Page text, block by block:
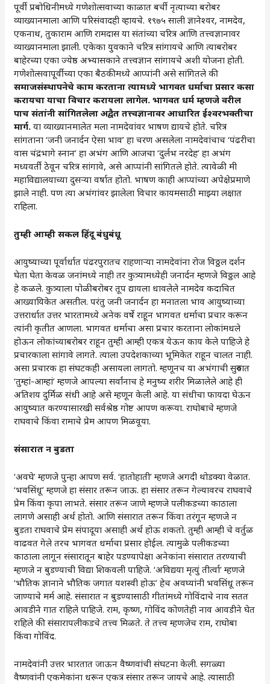
पूर्वी प्रबोधिनीमध्ये गणेशोत्सवाच्या काळात बर्ची नृत्याच्या बरोबर
व्याख्यानमाला आणि परिसंवादही व्हायचे. १९७५ साली ज्ञानेश्वर, नामदेव,
एकनाथ, तुकाराम आणि रामदास या संतांच्या चरित्र आणि तत्त्वज्ञानावर
व्याख्यानमाला झाली. एकेका युवकाने चरित्र सांगायचे आणि त्याबरोबर
बाहेरच्या एका ज्येष्ठ अभ्यासकाने तत्त्वज्ञान सांगायचे अशी योजना होती.
गणेशोत्सवापूर्वीच्या एका बैठकीमध्ये आप्पांनी असे सांगितले की
समाजसंस्थापनेचे काम करताना त्यामध्ये भागवत धर्माचा प्रसार कसा
करायचा याचा विचार करायला लागेल.भागवत धर्म म्हणजे वरील
पाच संतांनी सांगितलेला अद्वैत तत्त्वज्ञानावर आधारित ईश्वरभक्तीचा
मार्ग. या व्याख्यानमालेत मला नामदेवांवर भाषण द्यायचे होते. चरित्र
सांगताना ‘जनी जनार्दन ऐसा भाव’ हा चरण असलेला नामदेवांचाच ‘पंढरीचा
वास चंद्रभागे स्नान’ हा अभंग आणि आजचा ‘दुर्लभ नरदेह’ हा अभंग
मध्यवर्ती ठेवून चरित्र सांगावे, असे आप्पांनी सांगितले होते. त्यावेळी मी
महाविद्यालयाच्या दुसऱ्या वर्षात होतो. भाषण काही आप्पांच्या अपेक्षेप्रमाणे
झाले नाही. पण त्या अभंगांवर झालेला विचार कायमसाठी माझ्या लक्षात
राहिला.
तुम्ही आम्ही सकल हिंदू बंधुबंधू
आयुष्याच्या पूर्वार्धात पंढरपुरातच राहणाऱ्या नामदेवांना रोज विठ्ठल दर्शन
घेता घेता केवळ जनांमध्ये नाही तर कुत्र्यामध्येही जनार्दन म्हणजे विठ्ठल आहे
हे कळले. कुत्र्याला पोळीबरोबर तूप द्यायला धावलेले नामदेव कदाचित
आख्यायिकेत असतील. परंतु जनी जनार्दन हा मनातला भाव आयुष्याच्या
उत्तरार्धात उत्तर भारतामध्ये अनेक वर्षे राहून भागवत धर्माचा प्रचार करून
त्यांनी कृतीत आणला. भागवत धर्माचा असा प्रचार करताना लोकांमधले
होऊन लोकांच्याबरोबर राहून तुम्ही आम्ही एकत्र येऊन काय केले पाहिजे हे
प्रचारकाला सांगावे लागते. त्याला उपदेशकाच्या भूमिकेत राहून चालत नाही.
असा प्रचारक हा संघटकही असायला लागतो. म्हणूनच या अभंगाची सुरुवात
‘तुम्हां-आम्हां’ म्हणजे आपल्या सर्वांनाच हे मनुष्य शरीर मिळालेले आहे ही
अतिशय दुर्मिळ संधी आहे असे म्हणून केली आहे. या संधीचा फायदा घेऊन
आयुष्यात करण्यासारखी सर्वश्रेष्ठ गोष्ट आपण करूया. राघोबाचे म्हणजे
राघवाचे किंवा रामाचे प्रेम आपण मिळवूया.
संसारात न बुडता
‘अवघे’ म्हणजे पुन्हा आपण सर्व. ‘हातोहाती’ म्हणजे अगदी थोडक्या वेळात.
‘भवसिंधू’ म्हणजे हा संसार तरून जाऊ. हा संसार तरून गेल्यावरच राघवाचे
प्रेम किंवा कृपा लाभते. संसार तरून जाणे म्हणजे पलीकडच्या काठाला
लागणे असाही अर्थ होतो. आणि संसारात तरून किंवा तरंगून म्हणजे न
बुडता राघवाचे प्रेम संपादूया असाही अर्थ होऊ शकतो. तुम्ही आम्ही चे वर्तुळ
वाढवत गेले तरच भागवत धर्माचा प्रसार होईल. त्यामुळे पलीकडच्या
काठाला लागून संसारातून बाहेर पडण्यापेक्षा अनेकांना संसारात तरण्याची
म्हणजे न बुडण्याची विद्या शिकवली पाहिजे. ‘अविद्यया मृत्युं तीर्त्वा’ म्हणजे
‘भौतिक ज्ञानाने भौतिक जगात यशस्वी होऊ’ हेच अवघ्यांनी भवसिंधू तरून
जाण्याचे मर्म आहे. संसारात न बुडण्यासाठी गीतांमध्ये गोविंदाचे नाव सतत
आवडीने गात राहिले पाहिजे. राम, कृष्ण, गोविंद कोणतेही नाव आवडीने घेत
राहिले की संसारापलीकडचे तत्त्व मिळते. ते तत्त्व म्हणजेच राम, राघोबा
किंवा गोविंद.
नामदेवांनी उत्तर भारतात जाऊन वैष्णवांची संघटना केली. सगळ्या
वैष्णवांनी एकमेकांना धरून एकत्र संसार तरून जायचे आहे. त्यासाठी